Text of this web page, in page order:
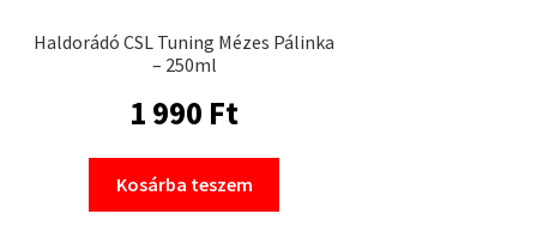
Haldorádó CSL Tuning Mézes Pálinka
– 250ml
1 990 Ft
Kosárba teszem